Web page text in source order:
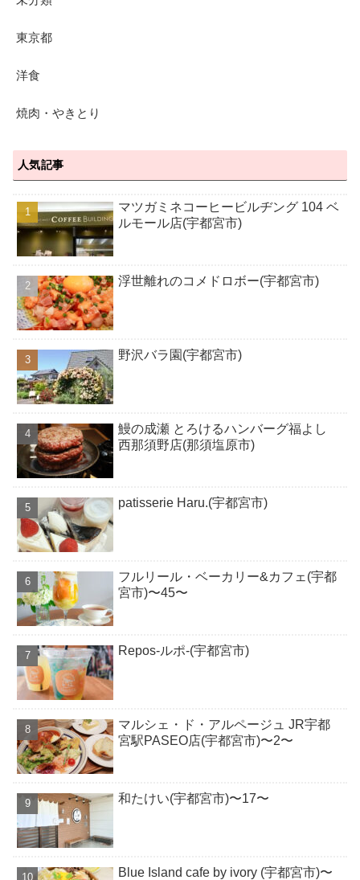
東京都
洋食
焼肉・やきとり
人気記事
マツガミネコーヒービルヂング 104 ベ
ルモール店(宇都宮市)
浮世離れのコメドロボー(宇都宮市)
野沢バラ園(宇都宮市)
鰻の成瀬 とろけるハンバーグ福よし
西那須野店(那須塩原市)
patisserie Haru.(宇都宮市)
フルリール・ベーカリー&カフェ(宇都
宮市)〜45〜
Repos-ルポ-(宇都宮市)
マルシェ・ド・アルページュ JR宇都
宮駅PASEO店(宇都宮市)〜2〜
和たけい(宇都宮市)〜17〜
Blue Island cafe by ivory (宇都宮市)〜